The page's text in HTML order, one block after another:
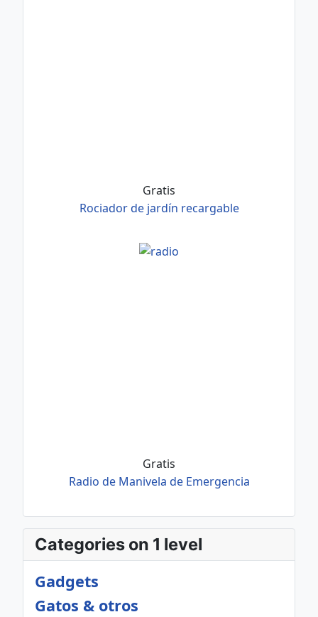
Gratis
Rociador de jardín recargable
Gratis
Radio de Manivela de Emergencia
Categories on 1 level
Gadgets
Gatos & otros